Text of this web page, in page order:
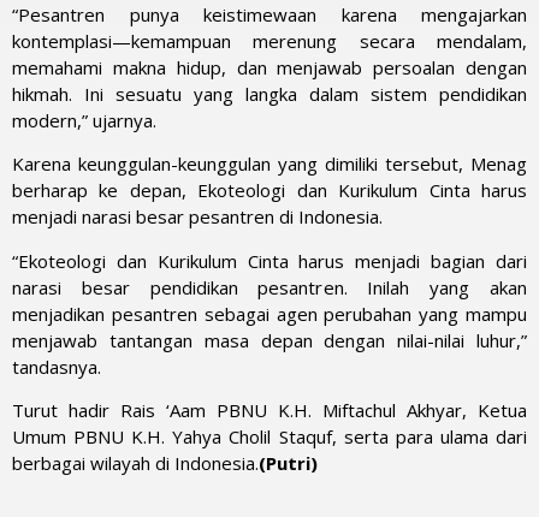
“Pesantren punya keistimewaan karena mengajarkan
kontemplasi—kemampuan merenung secara mendalam,
memahami makna hidup, dan menjawab persoalan dengan
hikmah. Ini sesuatu yang langka dalam sistem pendidikan
modern,” ujarnya.
Karena keunggulan-keunggulan yang dimiliki tersebut, Menag
berharap ke depan, Ekoteologi dan Kurikulum Cinta harus
menjadi narasi besar pesantren di Indonesia.
“Ekoteologi dan Kurikulum Cinta harus menjadi bagian dari
narasi besar pendidikan pesantren. Inilah yang akan
menjadikan pesantren sebagai agen perubahan yang mampu
menjawab tantangan masa depan dengan nilai-nilai luhur,”
tandasnya.
Turut hadir Rais ‘Aam PBNU K.H. Miftachul Akhyar, Ketua
Umum PBNU K.H. Yahya Cholil Staquf, serta para ulama dari
berbagai wilayah di Indonesia.(Putri)